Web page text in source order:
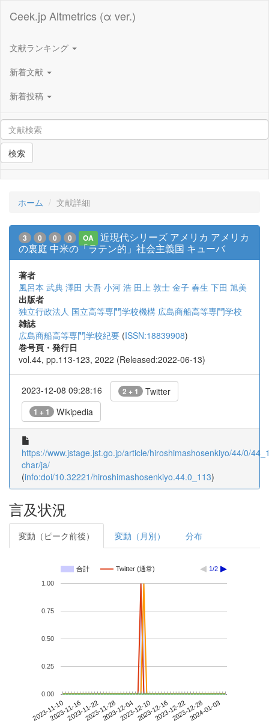
Ceek.jp Altmetrics (α ver.)
文献ランキング
新着文献
新着投稿
検索
ホーム 文献詳細
3 0 0 0 OA
近現代シリーズ アメリカ アメリカ
の裏庭 中米の「ラテン的」社会主義国 キューバ
著者
風呂本 武典 澤田 大吾 小河 浩 田上 敦士 金子 春生 下田 旭美
出版者
独立行政法人 国立高等専門学校機構 広島商船高等専門学校
雑誌
広島商船高等専門学校紀要 (ISSN:18839908)
巻号頁・発行日
vol.44, pp.113-123, 2022 (Released:2022-06-13)
2023-12-08 09:28:16 2 + 1 Twitter
1 + 1 Wikipedia
https://www.jstage.jst.go.jp/article/hiroshimashosenkiyo/44/0/
char/ja/
(info:doi/10.32221/hiroshimashosenkiyo.44.0_113)
言及状況
変動（ピーク前後） 変動（月別） 分布
合計 Twitter (通常) 1/2
2023-11-102023-11-162023-11-222023-11-282023-12-042023-12-102023-12-162023-12-222023-12-282024-01-03
0.00
0.25
0.50
0.75
1.00